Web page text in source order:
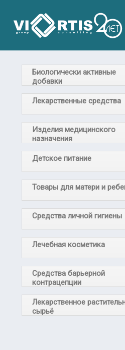
Биологически активные
добавки
Лекарственные средства
Изделия медицинского
назначения
Детское питание
Товары для матери и
Средства личной гигиены
Лечебная косметика
Средства барьерной
контрацепции
Лекарственное
сырьё